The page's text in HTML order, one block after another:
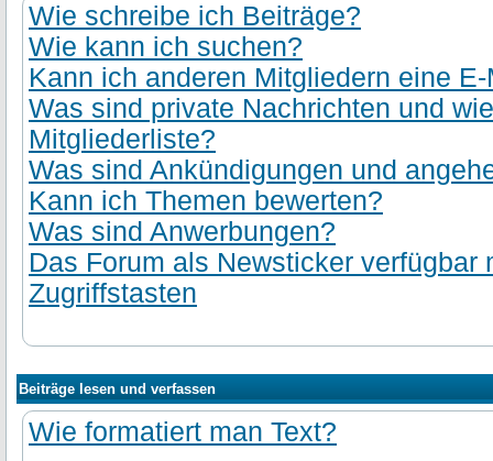
Wie schreibe ich Beiträge?
Wie kann ich suchen?
Kann ich anderen Mitgliedern eine
Was sind private Nachrichten und
Mitgliederliste?
Was sind Ankündigungen und
Kann ich Themen bewerten?
Was sind Anwerbungen?
Das Forum als Newsticker verfügbar
Zugriffstasten
Beiträge lesen und verfassen
Wie formatiert man Text?